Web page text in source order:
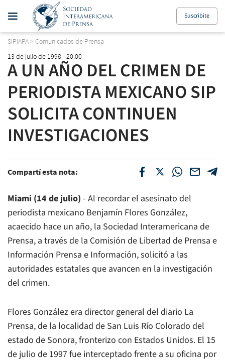
Suscribite
SIPIAPA> Comunicados de Prensa
13 de julio de 1998 - 20:00
A UN AÑO DEL CRIMEN DE
PERIODISTA MEXICANO SIP
SOLICITA CONTINUEN
INVESTIGACIONES
Compartí esta nota:
Miami (14 de julio) - Al recordar el asesinato del
periodista mexicano Benjamín Flores González,
acaecido hace un año, la Sociedad Interamericana de
Prensa, a través de la Comisión de Libertad de Prensa e
Información Prensa e Información, solicitó a las
autoridades estatales que avancen en la investigación
del crimen.
Flores González era director general del diario La
Prensa, de la localidad de San Luis Río Colorado del
estado de Sonora, fronterizo con Estados Unidos. El 15
de julio de 1997 fue interceptado frente a su oficina por